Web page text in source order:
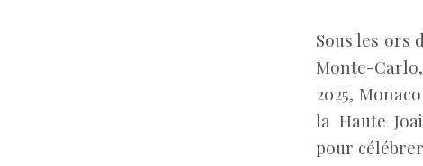
Sous les ors
Monte-
2025,
la Haute
pour